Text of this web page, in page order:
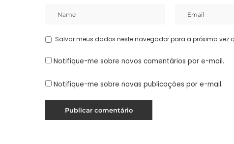
Salvar meus dados neste navegador para a próxima vez
Notifique-me sobre novos comentários por e-mail.
Notifique-me sobre novas publicações por e-mail.